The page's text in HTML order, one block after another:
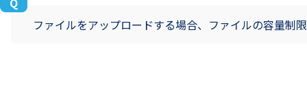
ファイルをアップロードする場合、ファイルの容量制